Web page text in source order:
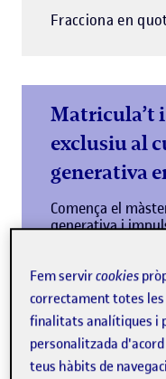
Fracciona en
Matricula’t
exclusiu al
generativa
Comença el
generativa i
Més informació
Fem servircookies
correctament totes
finalitats analítiques i
personalitzada
teus hàbits de